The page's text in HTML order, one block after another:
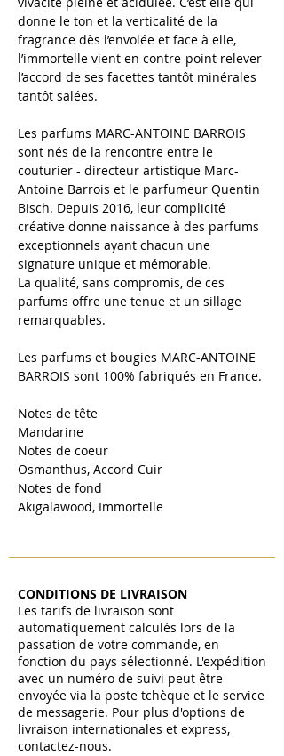
donne le ton et la verticalité de la
fragrance dès l’envolée et face à elle,
l’immortelle vient en contre-point relever
l’accord de ses facettes tantôt minérales
tantôt salées.
Les parfums MARC-ANTOINE BARROIS
sont nés de la rencontre entre le
couturier - directeur artistique Marc-
Antoine Barrois et le parfumeur Quentin
Bisch. Depuis 2016, leur complicité
créative donne naissance à des parfums
exceptionnels ayant chacun une
signature unique et mémorable.
La qualité, sans compromis, de ces
parfums offre une tenue et un sillage
remarquables.
Les parfums et bougies MARC-ANTOINE
BARROIS sont 100% fabriqués en France.
Notes de tête
Mandarine
Notes de coeur
Osmanthus, Accord Cuir
Notes de fond
Akigalawood, Immortelle
CONDITIONS DE LIVRAISON
Les tarifs de livraison sont
automatiquement calculés lors de la
passation de votre commande, en
fonction du pays sélectionné. L'expédition
avec un numéro de suivi peut être
envoyée via la poste tchèque et le service
de messagerie. Pour plus d'options de
livraison internationales et express,
contactez-nous.